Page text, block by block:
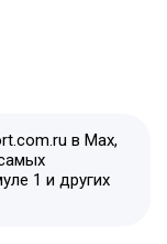
в Max,
1 и других